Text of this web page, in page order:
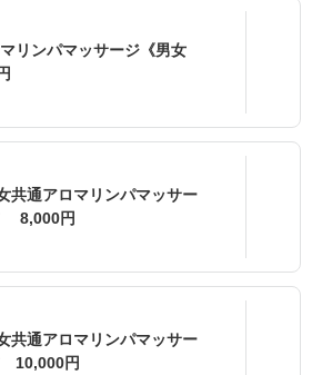
リンパマッサージ《男女
共通アロマリンパマッサー
8,000円
共通アロマリンパマッサー
10,000円